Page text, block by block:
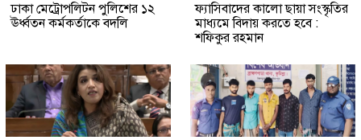
ঢাকা মেট্রোপলিটন পুলিশের ১২
ঊর্ধ্বতন কর্মকর্তাকে বদলি
ফ্যাসিবাদের কালো ছায়া সংস্কৃতির
মাধ্যমে বিদায় করতে হবে :
শফিকুর রহমান